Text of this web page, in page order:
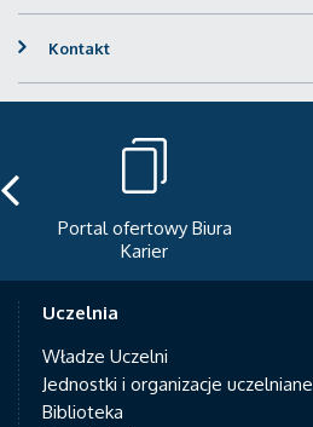
Kontakt
Portal ofertowy Biura
Karier
Uczelnia
Władze Uczelni
Jednostki i organizacje uczelniane
Biblioteka